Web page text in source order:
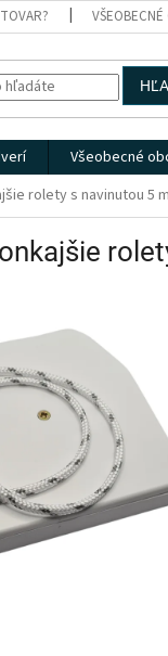
Všeobecné
rolety s navinutou 5